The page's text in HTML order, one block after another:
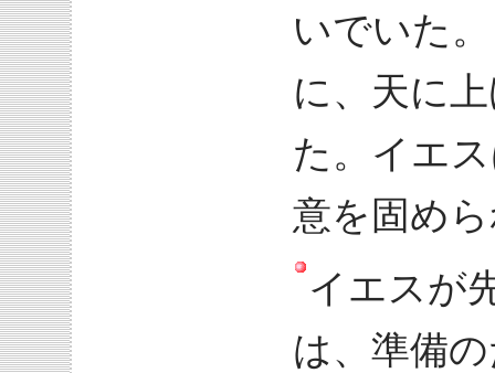
いでいた
に、天に
た。イエ
意を固め
イエスが
は、準備